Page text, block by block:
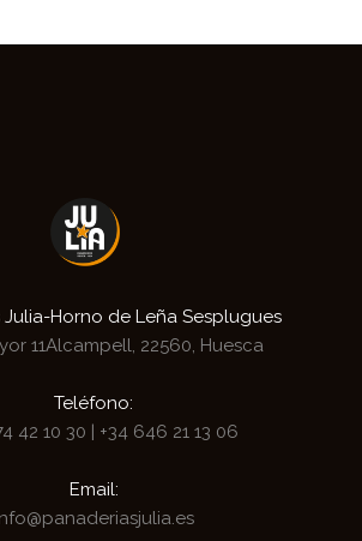
Julia-Horno de Leña Sesplugues
11Alcampell, 22560, Huesca
Teléfono:
42 10 30 | +34 646 21 13 06
Email: